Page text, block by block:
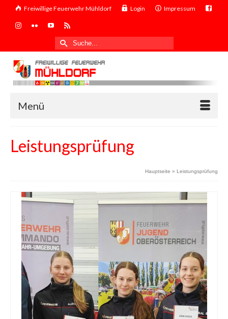
Freiwillige Feuerwehr Mühldorf Login Impressum
Suche
nach:
Menü
Leistungsprüfung
Hauptseite » Leistungsprüfung